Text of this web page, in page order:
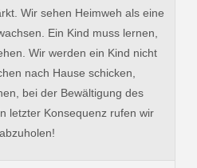
Wir sehen Heimweh als eine
Ein Kind muss lernen,
Wir werden ein Kind nicht
nach Hause schicken,
bei der Bewältigung des
letzter Konsequenz rufen wir